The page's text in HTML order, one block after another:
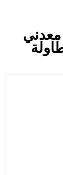
معدني